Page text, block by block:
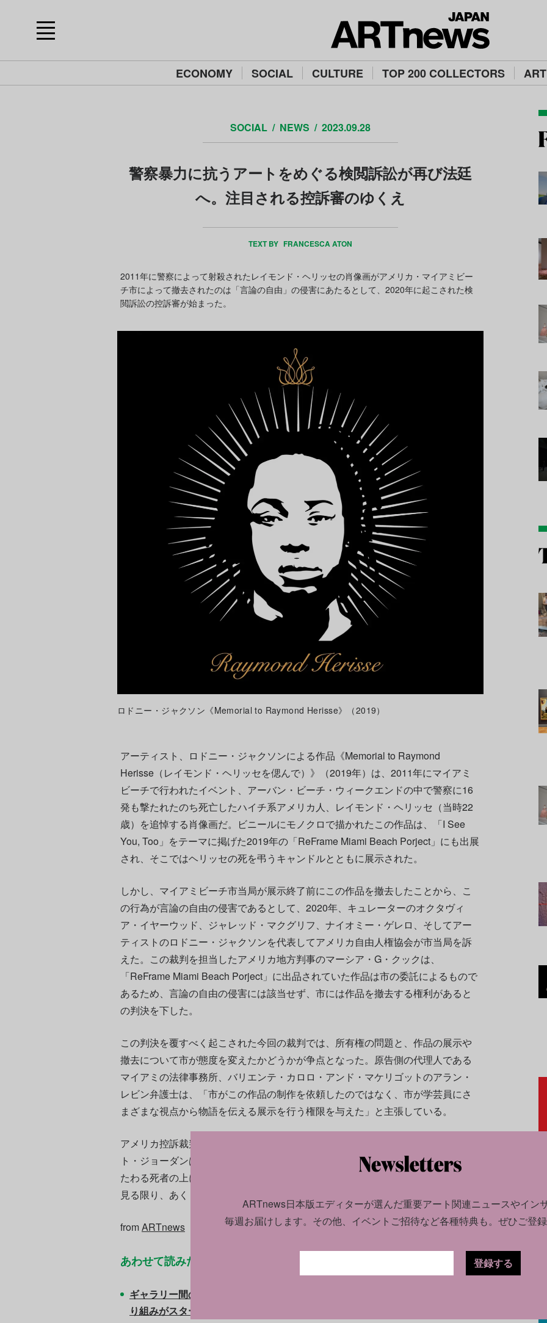
ECONOMY SOCIAL CULTURE TOP 200 COLLECTORS
SOCIAL NEWS 2023.09.28
警察暴力に抗うアートをめぐる検閲訴訟が再び法廷
へ。注目される控訴審のゆくえ
TEXT BY FRANCESCA ATON
2011年に警察によって射殺されたレイモンド・ヘリッセの肖像画がアメリカ・マイアミビー
チ市によって撤去されたのは「言論の自由」の侵害にあたるとして、2020年に起こされた検
閲訴訟の控訴審が始まった。
ロドニー・ジャクソン《Memorial to Raymond Herisse》（2019）
アーティスト、ロドニー・ジャクソンによる作品《Memorial to Raymond
Herisse（レイモンド・ヘリッセを偲んで） 》
（2019年）は、2011年にマイアミ
ビーチで行われたイベント、アーバン・ビーチ・ウィークエンドの中で警察に16
発も撃たれたのち死亡したハイチ系アメリカ人、レイモンド・ヘリッセ（当時22
歳）を追悼する肖像画だ。ビニールにモノクロで描かれたこの作品は、「I See
You, Too」をテーマに掲げた2019年の「ReFrame Miami Beach Porject」にも出展
され、そこではヘリッセの死を弔うキャンドルとともに展示された。
しかし、マイアミビーチ市当局が展示終了前にこの作品を撤去したことから、こ
の行為が言論の自由の侵害であるとして、2020年、キュレーターのオクタヴィ
ア・イヤーウッド、ジャレッド・マクグリフ、ナイオミー・ゲレロ、そしてアー
ティストのロドニー・ジャクソンを代表してアメリカ自由人権協会が市当局を訴
えた。この裁判を担当したアメリカ地方判事のマーシア・G・クックは、
「ReFrame Miami Beach Porject」に出品されていた作品は市の委託によるもので
あるため、言論の自由の侵害には該当せず、市には作品を撤去する権利があると
の判決を下した。
この判決を覆すべく起こされた今回の裁判では、所有権の問題と、作品の展示や
撤去について市が態度を変えたかどうかが争点となった。原告側の代理人である
マイアミの法律事務所、バリエンテ・カロロ・アンド・マケリゴットのアラン・
レビン弁護士は、「市がこの作品の制作を依頼したのではなく、市が学芸員にさ
まざまな視点から物語を伝える展示を行う権限を与えた」と主張している。
アメリカ控訴裁判所で行われた最新の公聴会で、巡回裁判所の裁判官アダルベル
ト・ジョーダンは前回の判決に疑問を呈し、「この作品は、弾痕から血を流し横
たわる死者の上に、銃を持った警官が立っている姿を描いたものではない。私が
見る限り、あくまで無害な芸術作品だ」と述べた。
fromARTnews
あわせて読みたい
ギャラリー間の格差拡大に歯止めを！ メガ＆小規模ギャラリーによる新しい取
り組みがスタート
ARTnews日本版エディターが選んだ重要アート関連ニュースやイン
毎週お届けします。 その他、イベントご招待など各種特典も。ぜひご登
登録する